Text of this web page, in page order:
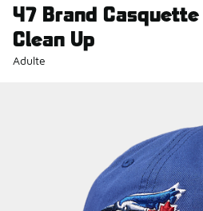
47 Brand Casquette
Clean Up
Adulte